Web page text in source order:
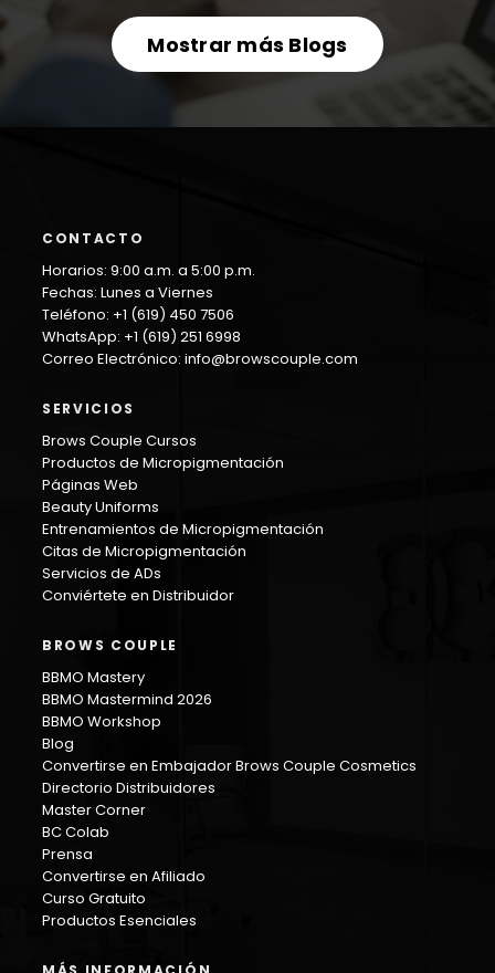
Mostrar más Blogs
CONTACTO
Horarios: 9:00 a.m. a 5:00 p.m.
Fechas: Lunes a Viernes
Teléfono: +1 (619) 450 7506
WhatsApp: +1 (619) 251 6998
Correo Electrónico: info@browscouple.com
SERVICIOS
Brows Couple Cursos
Productos de Micropigmentación
Páginas Web
Beauty Uniforms
Entrenamientos de Micropigmentación
Citas de Micropigmentación
Servicios de ADs
Conviértete en Distribuidor
BROWS COUPLE
BBMO Mastery
BBMO Mastermind 2026
BBMO Workshop
Blog
Convertirse en Embajador Brows Couple Cosmetics
Directorio Distribuidores
Master Corner
BC Colab
Prensa
Convertirse en Afiliado
Curso Gratuito
Productos Esenciales